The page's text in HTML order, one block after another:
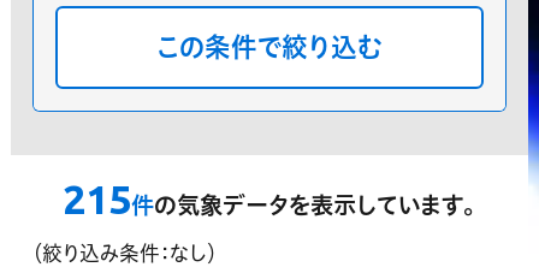
分類
プレミアム気象データ 気象庁データ
分布
領域指定機能
215件の気象データを表示しています。
（絞り込み条件：なし）